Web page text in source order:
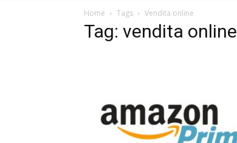
Home Tags Vendita online
Tag: vendita online